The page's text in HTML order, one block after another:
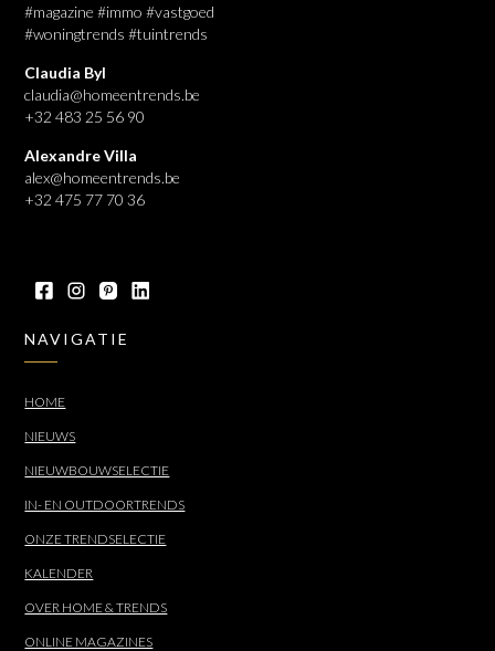
#magazine #immo #vastgoed
#woningtrends #tuintrends
Claudia Byl
claudia@homeentrends.be
+32 483 25 56 90
Alexandre Villa
alex@homeentrends.be
+32 475 77 70 36
NAVIGATIE
HOME
NIEUWS
NIEUWBOUWSELECTIE
IN- EN OUTDOORTRENDS
ONZE TRENDSELECTIE
KALENDER
OVER HOME & TRENDS
ONLINE MAGAZINES